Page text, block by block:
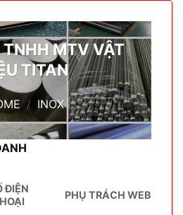
MTV VẬT
TITAN
/ INOX
ĐIỆN
PHỤ TRÁCH WEB